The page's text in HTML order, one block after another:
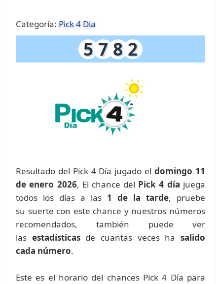
Categoría: Pick 4 Dia
5 7 8 2
Resultado del Pick 4 Día jugado eldomingo 11
de enero 2026, El chance del Pick 4 día juega
todos los días a las 1 de la tarde, pruebe
su suerte con este chance y nuestros números
recomendados, también puede ver
las estadísticasde cuantas veces ha salido
cada número.
Este es el horario del chances Pick 4 Día para